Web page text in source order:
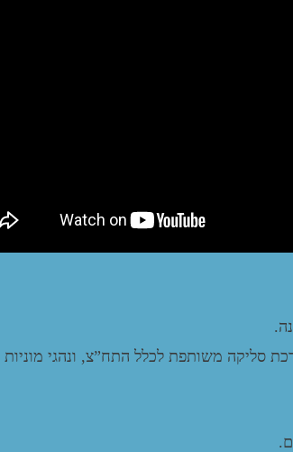
סליקה משותפת לכלל התח”צ, ונהגי מוניות